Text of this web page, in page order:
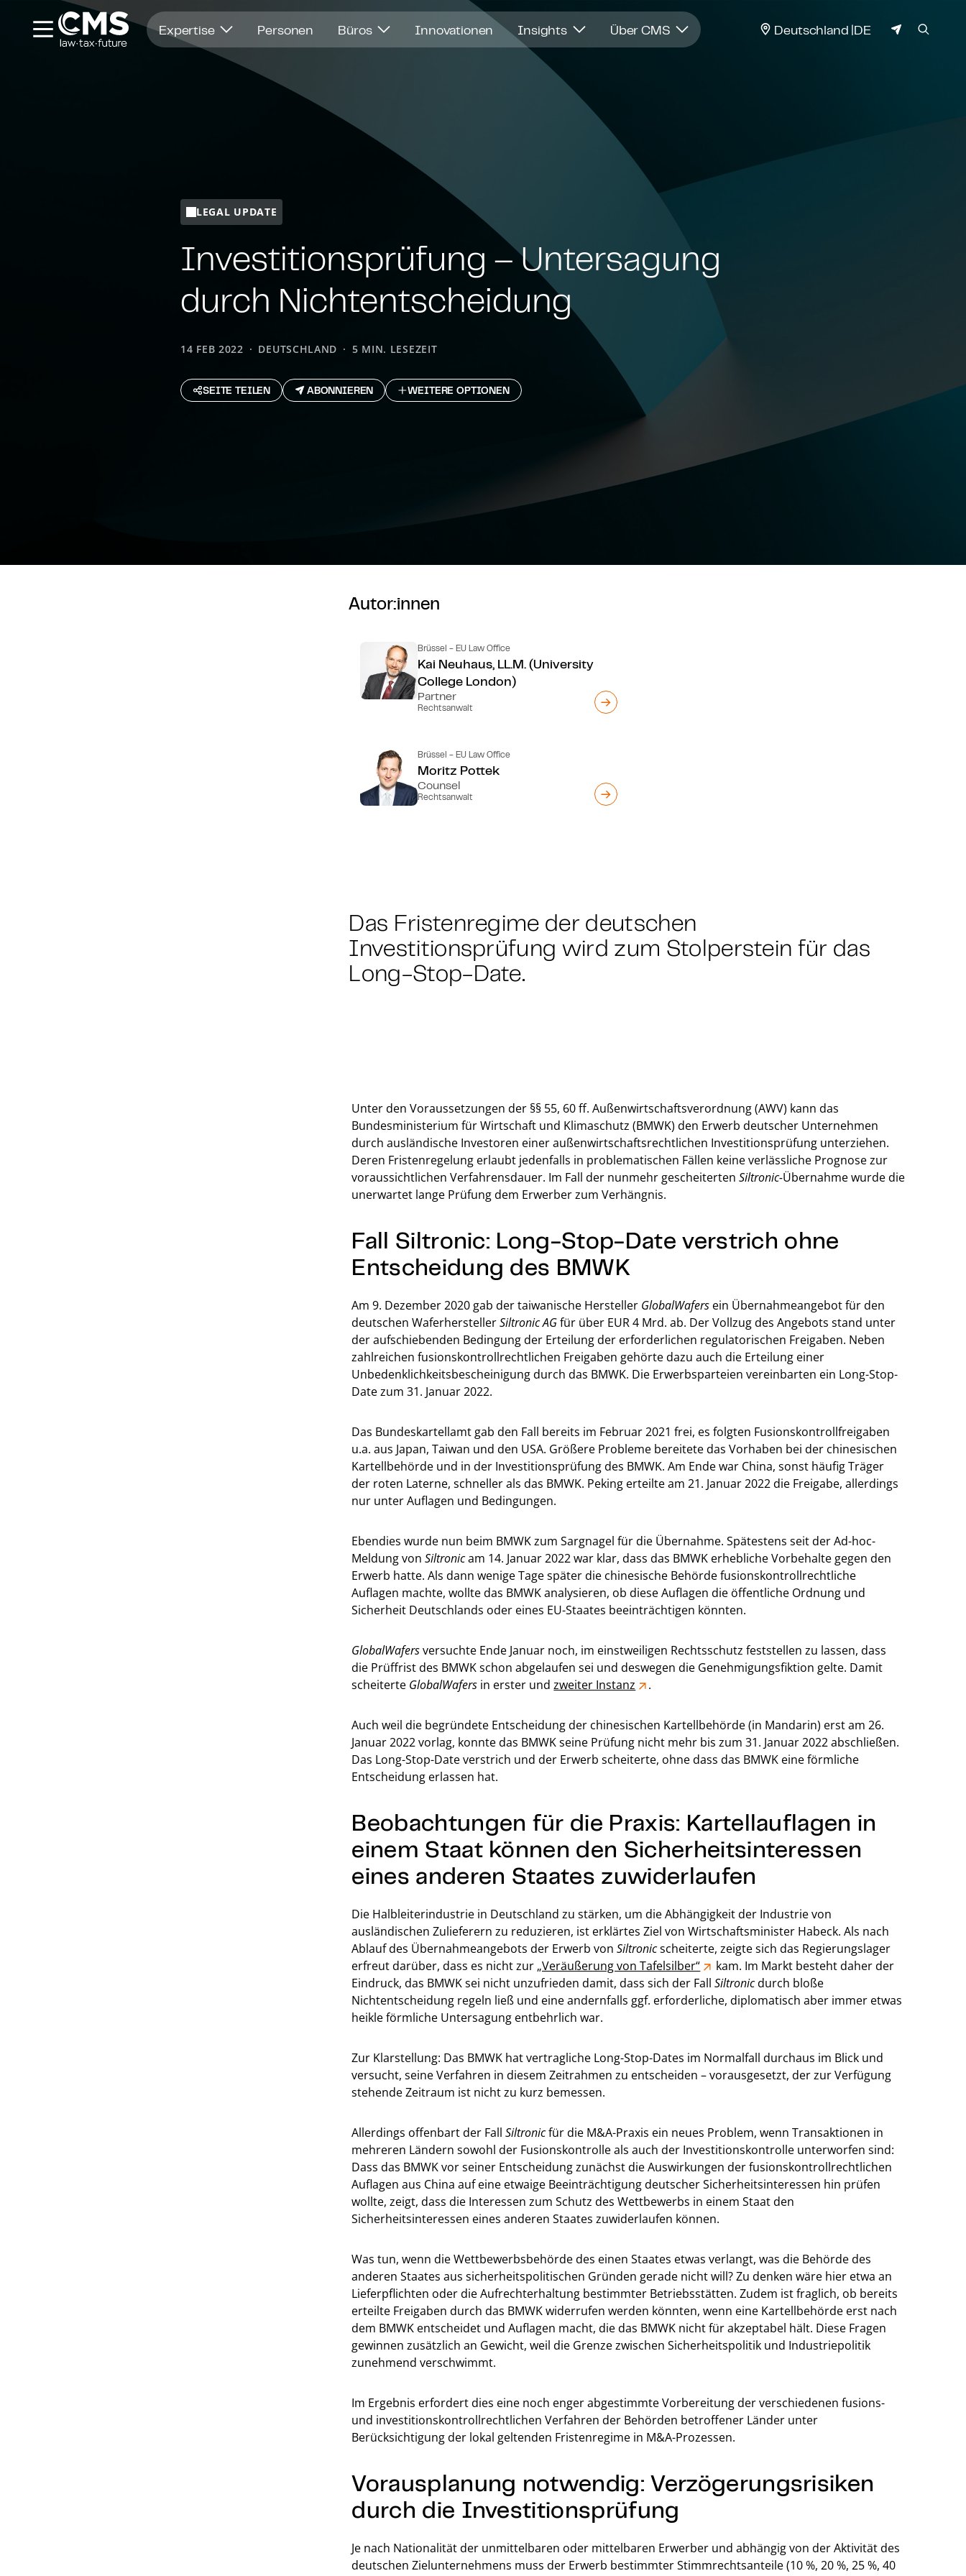
Expertise Personen Büros Innovationen Insights Über CMS JURISDIKTION
Deutschland DE
LEGAL UPDATE
In­ves­ti­ti­ons­prü­fung – Untersagung
durch Nicht­ent­schei­dung
14 FEB 2022 DEUTSCHLAND 5 MIN. LESEZEIT
SEITE TEILEN ABONNIEREN WEITERE OPTIONEN
Autor:innen
Brüssel - EU Law Office
Kai Neuhaus, LL.M. (University
College London)
Partner
Rechtsanwalt
Brüssel - EU Law Office
Moritz Pottek
Counsel
Rechtsanwalt
Das Fristenregime der deutschen
Investitionsprüfung wird zum Stolperstein für das
Long-Stop-Date.
Unter den Voraussetzungen der §§ 55, 60 ff. Außenwirtschaftsverordnung (AWV) kann das
Bundesministerium für Wirtschaft und Klimaschutz (BMWK) den Erwerb deutscher Unternehmen
durch ausländische Investoren einer außenwirtschaftsrechtlichen Investitionsprüfung unterziehen.
Deren Fristenregelung erlaubt jedenfalls in problematischen Fällen keine verlässliche Prognose zur
voraussichtlichen Verfahrensdauer. Im Fall der nunmehr gescheitertenSiltronic-Übernahme wurde die
unerwartet lange Prüfung dem Erwerber zum Verhängnis.
Fall Siltronic: Long-Stop-Date verstrich ohne
Entscheidung des BMWK
Am 9. Dezember 2020 gab der taiwanische Hersteller GlobalWafers ein Übernahmeangebot für den
deutschen WaferherstellerSiltronic AGfür über EUR 4 Mrd. ab. Der Vollzug des Angebots stand unter
der aufschiebenden Bedingung der Erteilung der erforderlichen regulatorischen Freigaben. Neben
zahlreichen fusionskontrollrechtlichen Freigaben gehörte dazu auch die Erteilung einer
Unbedenklichkeitsbescheinigung durch das BMWK. Die Erwerbsparteien vereinbarten ein Long-Stop-
Date zum 31. Januar 2022.
Das Bundeskartellamt gab den Fall bereits im Februar 2021 frei, es folgten Fusionskontrollfreigaben
u.a. aus Japan, Taiwan und den USA. Größere Probleme bereitete das Vorhaben bei der chinesischen
Kartellbehörde und in der Investitionsprüfung des BMWK. Am Ende war China, sonst häufig Träger
der roten Laterne, schneller als das BMWK. Peking erteilte am 21. Januar 2022 die Freigabe, allerdings
nur unter Auflagen und Bedingungen.
Ebendies wurde nun beim BMWK zum Sargnagel für die Übernahme. Spätestens seit der Ad-hoc-
Meldung vonSiltronicam 14. Januar 2022 war klar, dass das BMWK erhebliche Vorbehalte gegen den
Erwerb hatte. Als dann wenige Tage später die chinesische Behörde fusionskontrollrechtliche
Auflagen machte, wollte das BMWK analysieren, ob diese Auflagen die öffentliche Ordnung und
Sicherheit Deutschlands oder eines EU-Staates beeinträchtigen könnten.
GlobalWafersversuchte Ende Januar noch, im einstweiligen Rechtsschutz feststellen zu lassen, dass
die Prüffrist des BMWK schon abgelaufen sei und deswegen die Genehmigungsfiktion gelte. Damit
scheiterte GlobalWafers in erster undzweiter Instanz .
Auch weil die begründete Entscheidung der chinesischen Kartellbehörde (in Mandarin) erst am 26.
Januar 2022 vorlag, konnte das BMWK seine Prüfung nicht mehr bis zum 31. Januar 2022 abschließen.
Das Long-Stop-Date verstrich und der Erwerb scheiterte, ohne dass das BMWK eine förmliche
Entscheidung erlassen hat.
Beobachtungen für die Praxis: Kartellauflagen in
einem Staat können den Sicherheitsinteressen
eines anderen Staates zuwiderlaufen
Die Halbleiterindustrie in Deutschland zu stärken, um die Abhängigkeit der Industrie von
ausländischen Zulieferern zu reduzieren, ist erklärtes Ziel von Wirtschaftsminister Habeck. Als nach
Ablauf des Übernahmeangebots der Erwerb vonSiltronicscheiterte, zeigte sich das Regierungslager
erfreut darüber, dass es nicht zur „Veräußerung von Tafelsilber“
kam. Im Markt besteht daher der
Eindruck, das BMWK sei nicht unzufrieden damit, dass sich der FallSiltronicdurch bloße
Nichtentscheidung regeln ließ und eine andernfalls ggf. erforderliche, diplomatisch aber immer etwas
heikle förmliche Untersagung entbehrlich war.
Zur Klarstellung: Das BMWK hat vertragliche Long-Stop-Dates im Normalfall durchaus im Blick und
versucht, seine Verfahren in diesem Zeitrahmen zu entscheiden – vorausgesetzt, der zur Verfügung
stehende Zeitraum ist nicht zu kurz bemessen.
Allerdings offenbart der FallSiltronicfür die M&A-Praxis ein neues Problem, wenn Transaktionen in
mehreren Ländern sowohl der Fusionskontrolle als auch der Investitionskontrolle unterworfen sind:
Dass das BMWK vor seiner Entscheidung zunächst die Auswirkungen der fusionskontrollrechtlichen
Auflagen aus China auf eine etwaige Beeinträchtigung deutscher Sicherheitsinteressen hin prüfen
wollte, zeigt, dass die Interessen zum Schutz des Wettbewerbs in einem Staat den
Sicherheitsinteressen eines anderen Staates zuwiderlaufen können.
Was tun, wenn die Wettbewerbsbehörde des einen Staates etwas verlangt, was die Behörde des
anderen Staates aus sicherheitspolitischen Gründen gerade nicht will? Zu denken wäre hier etwa an
Lieferpflichten oder die Aufrechterhaltung bestimmter Betriebsstätten. Zudem ist fraglich, ob bereits
erteilte Freigaben durch das BMWK widerrufen werden könnten, wenn eine Kartellbehörde erst nach
dem BMWK entscheidet und Auflagen macht, die das BMWK nicht für akzeptabel hält. Diese Fragen
gewinnen zusätzlich an Gewicht, weil die Grenze zwischen Sicherheitspolitik und Industriepolitik
zunehmend verschwimmt.
Im Ergebnis erfordert dies eine noch enger abgestimmte Vorbereitung der verschiedenen fusions-
und investitionskontrollrechtlichen Verfahren der Behörden betroffener Länder unter
Berücksichtigung der lokal geltenden Fristenregime in M&A-Prozessen.
Vorausplanung notwendig: Verzögerungsrisiken
durch die Investitionsprüfung
Je nach Nationalität der unmittelbaren oder mittelbaren Erwerber und abhängig von der Aktivität des
deutschen Zielunternehmens muss der Erwerb bestimmter Stimmrechtsanteile (10 %, 20 %, 25 %, 40
Öffnet in einem neuen Fenster